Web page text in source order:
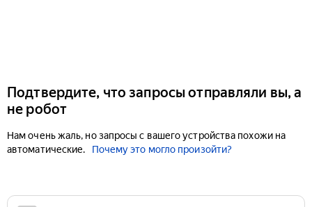
Подтвердите, что запросы отправляли вы, а
не робот
Нам очень жаль, но запросы с вашего устройства похожи на
автоматические.
Почему это могло произойти?